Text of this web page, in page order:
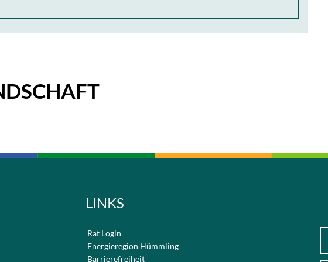
LINKS
Rat Login
Energieregion Hümmling
Barrierefreiheit